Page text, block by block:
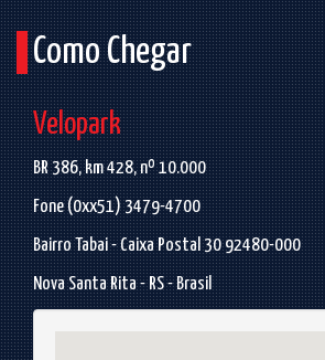
Como Chegar
Velopark
BR 386, km 428, nº 10.000
Fone (0xx51) 3479-4700
Bairro Tabai - Caixa Postal 30 92480-000
Nova Santa Rita - RS - Brasil